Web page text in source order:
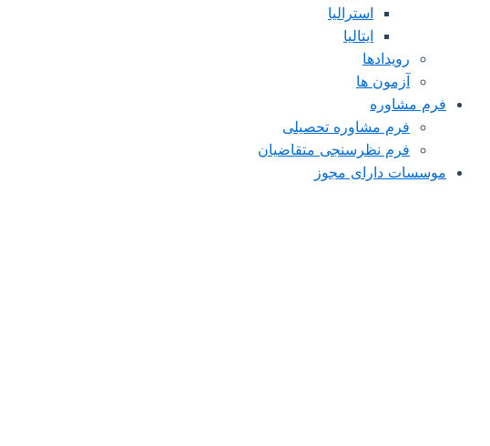
استرالیا
ایتالیا
رویدادها
آزمون ها
فرم مشاوره
فرم مشاوره تحصیلی
فرم نظرسنجی متقاضیان
موسسات دارای مجوز